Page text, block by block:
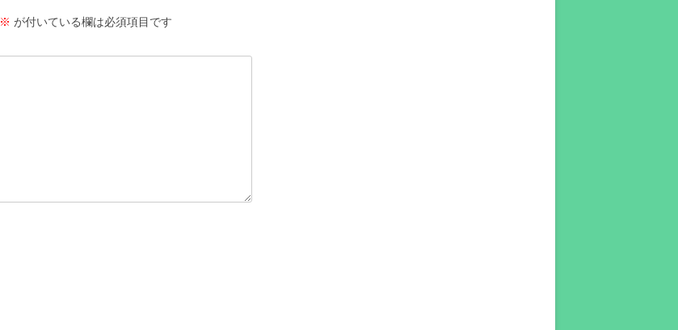
※ が付いている欄は必須項目です